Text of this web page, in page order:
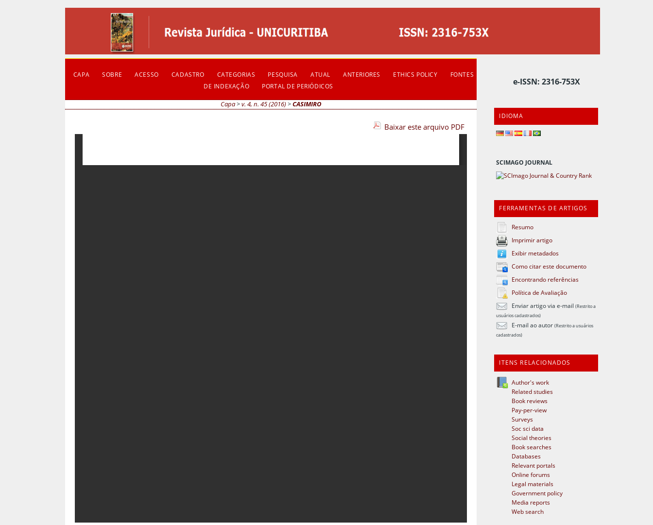
e-ISSN: 2316-753X
IDIOMA
SCIMAGO JOURNAL
FERRAMENTAS DE ARTIGOS
Resumo
Imprimir artigo
Exibir metadados
Como citar este documento
Encontrando referências
Política de Avaliação
Enviar artigo via e-mail(Restrito a
usuários cadastrados)
E-mail ao autor(Restrito a usuários
cadastrados)
ITENS RELACIONADOS
Author's work
Related studies
Book reviews
Pay-per-view
Surveys
Soc sci data
Social theories
Book searches
Databases
Relevant portals
Online forums
Legal materials
Government policy
Media reports
Web search
CAPA SOBRE ACESSO CADASTRO CATEGORIAS PESQUISA ATUAL ANTERIORES ETHICS POLICY
FONTES
DE INDEXAÇÃO
PORTAL DE PERIÓDICOS
Capa>v. 4, n. 45 (2016)>CASIMIRO
Baixar este arquivo PDF